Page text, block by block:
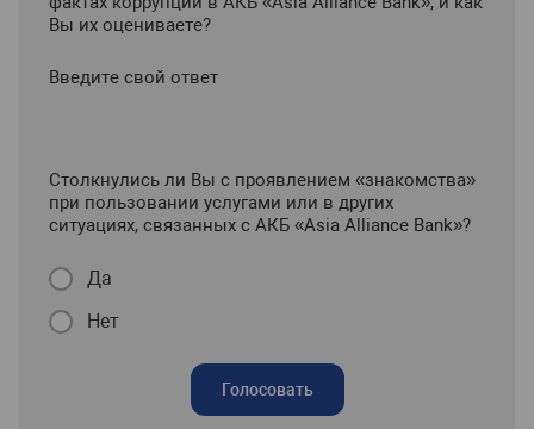
Вы их оцениваете?
Введите свой ответ
Столкнулись ли Вы с проявлением «знакомства»
при пользовании услугами или в других
ситуациях, связанных с АКБ «Asia Alliance Bank»?
Да
Нет
Голосовать